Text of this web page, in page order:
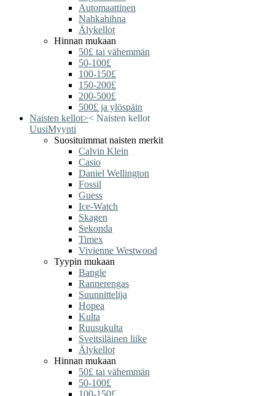
Automaattinen
Nahkahihna
Älykellot
Hinnan mukaan
50£ tai vähemmän
50-100£
100-150£
150-200£
200-500£
500£ ja ylöspäin
Naisten kellot>< Naisten kellot
UusiMyynti
Suosituimmat naisten merkit
Calvin Klein
Casio
Daniel Wellington
Fossil
Guess
Ice-Watch
Skagen
Sekonda
Timex
Vivienne Westwood
Tyypin mukaan
Bangle
Rannerengas
Suunnittelija
Hopea
Kulta
Ruusukulta
Sveitsiläinen liike
Älykellot
Hinnan mukaan
50£ tai vähemmän
50-100£
100-150£